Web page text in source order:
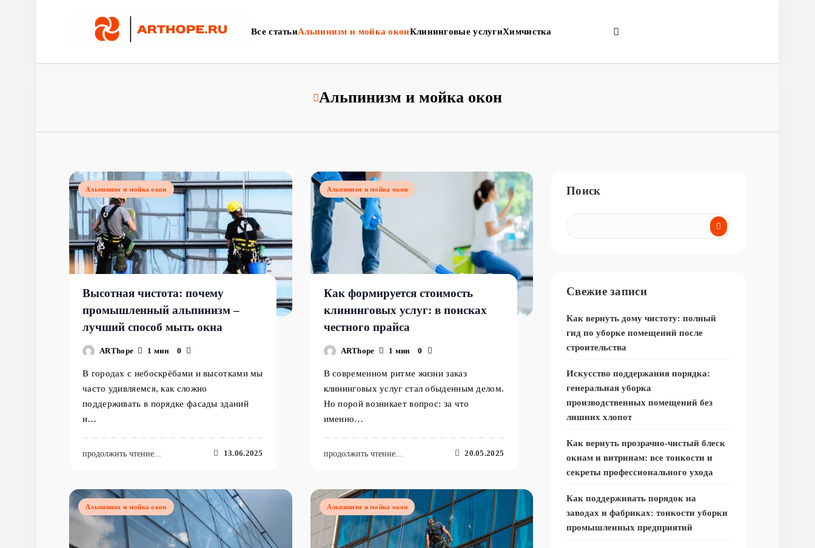
содержимому
Все статьиАльпинизм и мойка оконКлининговые услугиХимчистка
Альпинизм и мойка окон
Альпинизм и мойка окон
Высотная чистота: почему
промышленный альпинизм –
лучший способ мыть окна
ARThope 1 мин 0
В городах с небоскрёбами и высотками мы
часто удивляемся, как сложно
поддерживать в порядке фасады зданий
и…
продолжить чтение... 13.06.2025
Альпинизм и мойка окон
Как формируется стоимость
клининговых услуг: в поисках
честного прайса
ARThope 1 мин 0
В современном ритме жизни заказ
клининговых услуг стал обыденным делом.
Но порой возникает вопрос: за что
именно…
продолжить чтение... 20.05.2025
Альпинизм и мойка окон Альпинизм и мойка окон
Поиск
Свежие записи
Как вернуть дому чистоту: полный
гид по уборке помещений после
строительства
Искусство поддержания порядка:
генеральная уборка
производственных помещений без
лишних хлопот
Как вернуть прозрачно-чистый блеск
окнам и витринам: все тонкости и
секреты профессионального ухода
Как поддерживать порядок на
заводах и фабриках: тонкости уборки
промышленных предприятий